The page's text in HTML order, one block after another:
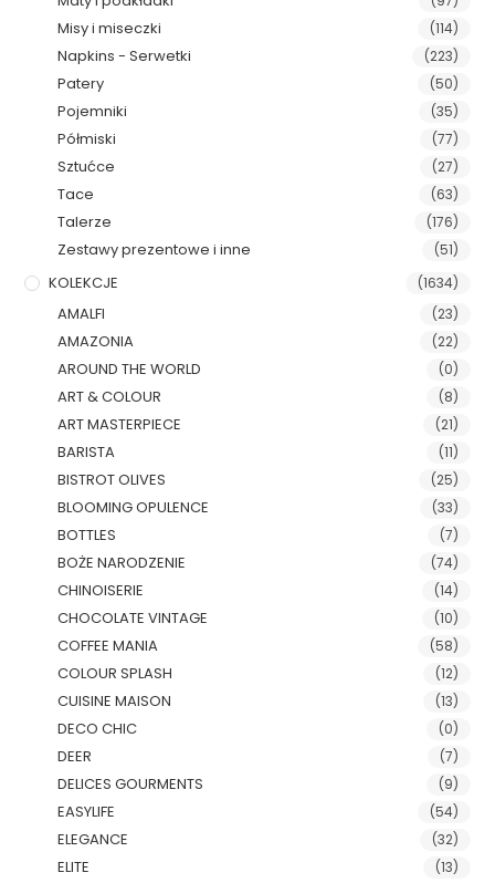
Misy i miseczki (114)
Napkins - Serwetki (223)
Patery (50)
Pojemniki (35)
Półmiski (77)
Sztućce (27)
Tace (63)
Talerze (176)
Zestawy prezentowe i inne (51)
KOLEKCJE (1634)
AMALFI (23)
AMAZONIA (22)
AROUND THE WORLD (0)
ART & COLOUR (8)
ART MASTERPIECE (21)
BARISTA (11)
BISTROT OLIVES (25)
BLOOMING OPULENCE (33)
BOTTLES (7)
BOŻE NARODZENIE (74)
CHINOISERIE (14)
CHOCOLATE VINTAGE (10)
COFFEE MANIA (58)
COLOUR SPLASH (12)
CUISINE MAISON (13)
DECO CHIC (0)
DEER (7)
DELICES GOURMENTS (9)
EASYLIFE (54)
ELEGANCE (32)
ELITE (13)